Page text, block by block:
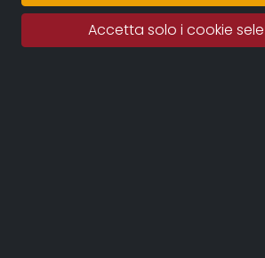
Accetta solo i cookie